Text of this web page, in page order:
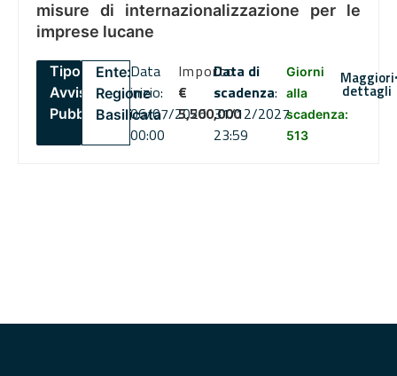
misure di internazionalizzazione per le
imprese lucane
Tipo:
Avviso
Pubblico
Ente:
Regione
Basilicata
Data
inizio:
06/07/2026
00:00
Importo
€
5,500,000
Data di
scadenza:
31/12/2027
23:59
Giorni
alla
scadenza:
513
Maggiori
dettagli